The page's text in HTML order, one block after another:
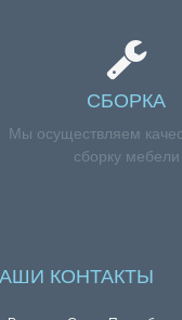
СБОРКА
Мы осуществляем
сборку мебели
КОНТАКТЫ